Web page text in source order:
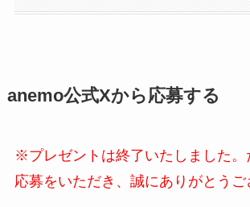
anemo公式Xから応募する
※プレゼントは終了いたしました。
応募をいただき、誠にありがとうご